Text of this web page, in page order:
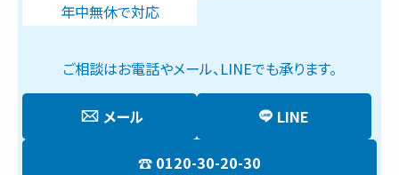
年中無休で対応
ご相談はお電話やメール、LINEでも承ります。
0120-30-20-30
メール LINE